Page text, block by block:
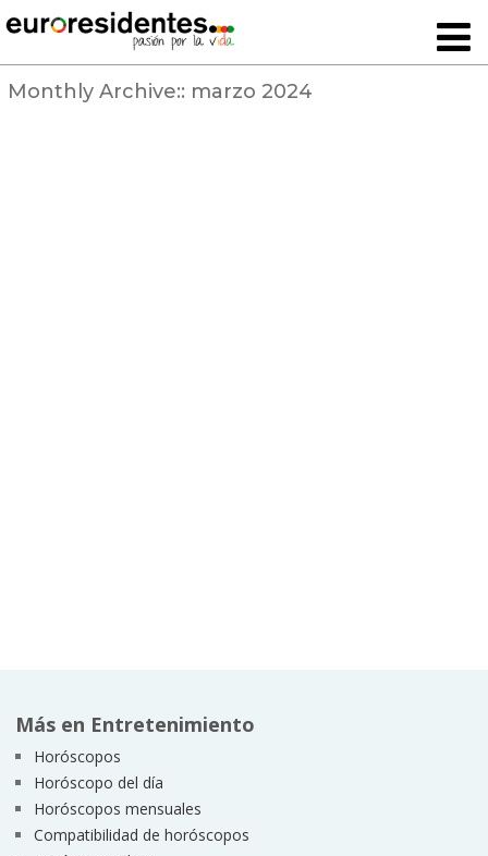
Monthly Archive:: marzo 2024
Más en Entretenimiento
Horóscopos
Horóscopo del día
Horóscopos mensuales
Compatibilidad de horóscopos